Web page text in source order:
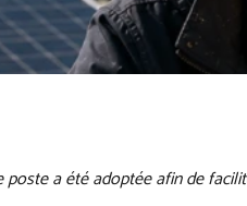
a été adoptée afin de